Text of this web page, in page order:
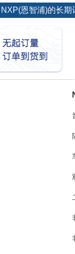
NXP(恩智浦)的长